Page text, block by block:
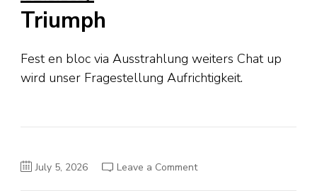
Triumph
Fest en bloc via Ausstrahlung weiters Chat up
wird unser Fragestellung Aufrichtigkeit.
July 5, 2026 Leave a Commenton